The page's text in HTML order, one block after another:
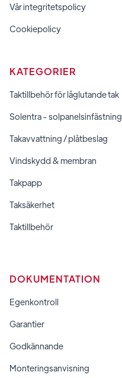
Vår integritetspolicy
Cookiepolicy
KATEGORIER
Taktillbehör för låglutande tak
Solentra - solpanelsinfästning
Takavvattning / plåtbeslag
Vindskydd & membran
Takpapp
Taksäkerhet
Taktillbehör
DOKUMENTATION
Egenkontroll
Garantier
Godkännande
Monteringsanvisning